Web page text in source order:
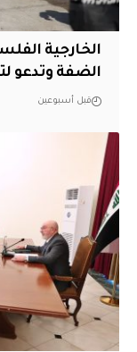
الخارجية
الضفة وتدعو
قبل أسبوعين